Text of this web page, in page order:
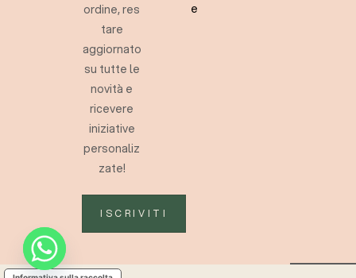
ordine, res
tare
aggiornato
su tutte le
novità e
ricevere
iniziative
personaliz
zate!
ISCRIVITI
e